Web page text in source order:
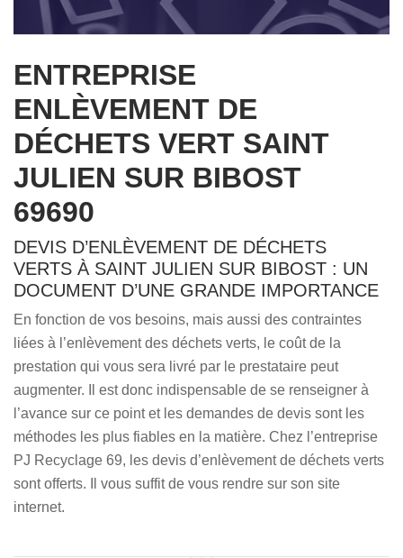
ENTREPRISE
ENLÈVEMENT DE
DÉCHETS VERT SAINT
JULIEN SUR BIBOST
69690
DEVIS D’ENLÈVEMENT DE DÉCHETS
VERTS À SAINT JULIEN SUR BIBOST : UN
DOCUMENT D’UNE GRANDE IMPORTANCE
En fonction de vos besoins, mais aussi des contraintes
liées à l’enlèvement des déchets verts, le coût de la
prestation qui vous sera livré par le prestataire peut
augmenter. Il est donc indispensable de se renseigner à
l’avance sur ce point et les demandes de devis sont les
méthodes les plus fiables en la matière. Chez l’entreprise
PJ Recyclage 69, les devis d’enlèvement de déchets verts
sont offerts. Il vous suffit de vous rendre sur son site
internet.